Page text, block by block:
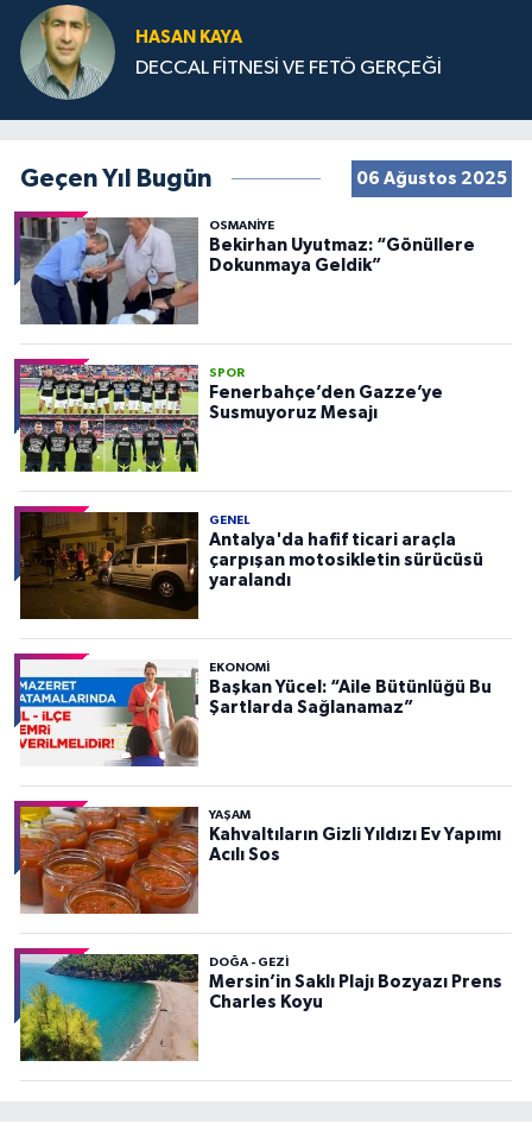
HASAN KAYA
DECCAL FİTNESİ VE FETÖ GERÇEĞİ
Geçen Yıl Bugün 06 Ağustos 2025
OSMANIYE
Bekirhan Uyutmaz: “Gönüllere
Dokunmaya Geldik”
SPOR
Fenerbahçe’den Gazze’ye
Susmuyoruz Mesajı
GENEL
Antalya'da hafif ticari araçla
çarpışan motosikletin sürücüsü
yaralandı
EKONOMI
Başkan Yücel: “Aile Bütünlüğü Bu
Şartlarda Sağlanamaz”
YAŞAM
Kahvaltıların Gizli Yıldızı Ev Yapımı
Acılı Sos
DOĞA - GEZI
Mersin’in Saklı Plajı Bozyazı Prens
Charles Koyu